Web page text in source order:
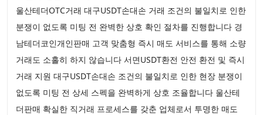
울산테더OTC거래 대구USDT손대손 거래 조건의 불일치로 인한
분쟁이 없도록 미팅 전 완벽한 상호 확인 절차를 진행합니다 경
남테더코인개인판매 고객 맞춤형 즉시 매도 서비스를 통해 소량
거래도 소홀히 하지 않습니다 서면USDT환전 안전 환전 및 즉시
거래 지원 대구USDT손대손 조건의 불일치로 인한 현장 분쟁이
없도록 미팅 전 상세 스펙을 완벽하게 상호 조율합니다 울산테
더판매 확실한 직거래 프로세스를 갖춘 업체로서 투명한 매도